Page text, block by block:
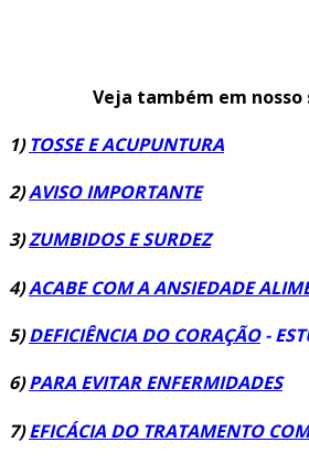
Veja também em nosso
1) TOSSE E ACUPUNTURA
2)AVISO IMPORTANTE
3)ZUMBIDOS E SURDEZ
4)ACABE COM A ANSIEDADE
5) DEFICIÊNCIA DO CORAÇÃO-
6)PARA EVITAR ENFERMIDADES
7) EFICÁCIA DO TRATAMENTO